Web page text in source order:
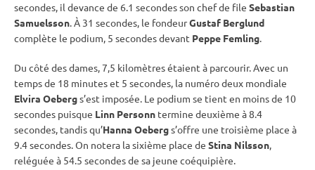
secondes, il devance de 6.1 secondes son chef de file Sebastian
Samuelsson. À 31 secondes, le fondeurGustaf Berglund
complète le podium, 5 secondes devant Peppe Femling.
Du côté des dames, 7,5 kilomètres étaient à parcourir. Avec un
temps de 18 minutes et 5 secondes, la numéro deux mondiale
Elvira Oebergs’est imposée. Le podium se tient en moins de 10
secondes puisque Linn Personn termine deuxième à 8.4
secondes, tandis qu’Hanna Oebergs’offre une troisième place à
9.4 secondes. On notera la sixième place de Stina Nilsson,
reléguée à 54.5 secondes de sa jeune coéquipière.